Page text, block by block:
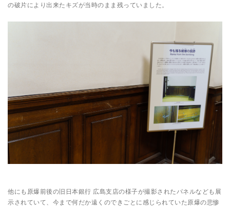
の破片により出来たキズが当時のまま残っていました。
他にも原爆前後の旧日本銀行 広島支店の様子が撮影されたパネルなども展
示されていて、今まで何だか遠くのできごとに感じられていた原爆の悲惨